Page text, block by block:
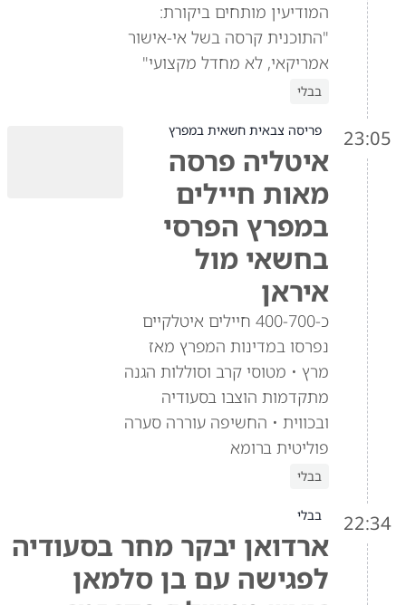
המודיעין מותחים ביקורת:
"התוכנית קרסה בשל אי-אישור
אמריקאי, לא מחדל מקצועי"
בבלי
23:05 פריסה צבאית חשאית במפרץ
איטליה פרסה
מאות חיילים
במפרץ הפרסי
בחשאי מול
איראן
כ-400-700 חיילים איטלקיים
נפרסו במדינות המפרץ מאז
מרץ • מטוסי קרב וסוללות הגנה
מתקדמות הוצבו בסעודיה
ובכווית • החשיפה עוררה סערה
פוליטית ברומא
בבלי
22:34 בבלי
ארדואן יבקר מחר בסעודיה
לפגישה עם בן סלמאן